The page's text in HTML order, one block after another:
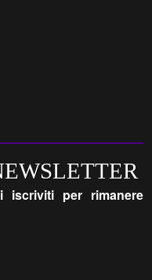
iscriviti per rimanere